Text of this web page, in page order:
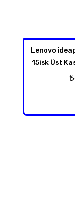
Lenovo
15isk Üst
₺